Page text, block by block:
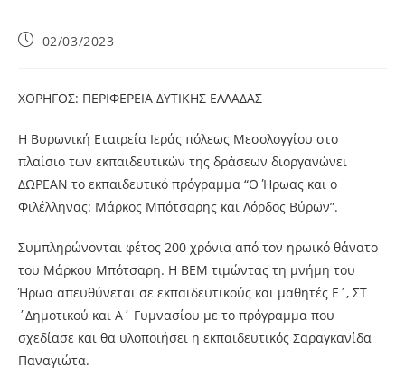
02/03/2023
ΧΟΡΗΓΟΣ: ΠΕΡΙΦΕΡΕΙΑ ΔΥΤΙΚΗΣ ΕΛΛΑΔΑΣ
Η Βυρωνική Εταιρεία Ιεράς πόλεως Μεσολογγίου στο
πλαίσιο των εκπαιδευτικών της δράσεων διοργανώνει
ΔΩΡΕΑΝ το εκπαιδευτικό πρόγραμμα “Ο Ήρωας και ο
Φιλέλληνας: Μάρκος Μπότσαρης και Λόρδος Βύρων”.
Συμπληρώνονται φέτος 200 χρόνια από τον ηρωικό θάνατο
του Μάρκου Μπότσαρη. Η ΒΕΜ τιμώντας τη μνήμη του
Ήρωα απευθύνεται σε εκπαιδευτικούς και μαθητές Ε΄, ΣΤ
΄Δημοτικού και Α΄ Γυμνασίου με το πρόγραμμα που
σχεδίασε και θα υλοποιήσει η εκπαιδευτικός Σαραγκανίδα
Παναγιώτα.